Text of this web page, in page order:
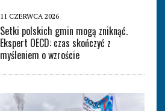
11 CZERWCA 2026
Setki polskich gmin mogą zniknąć.
Ekspert OECD: czas skończyć z
myśleniem o wzroście